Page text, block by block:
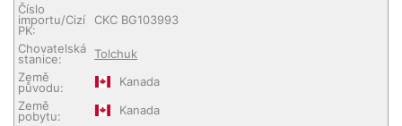
Číslo
importu/Cizí
PK:
CKC BG103993
Chovatelská
stanice:
Tolchuk
Země
původu:
Kanada
Země
pobytu:
Kanada